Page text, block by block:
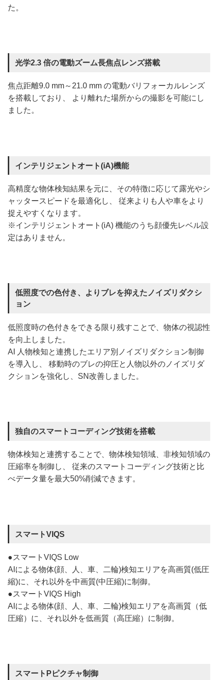
た。
光学2.3 倍の電動ズーム長焦点レンズ搭載
焦点距離9.0 mm～21.0 mm の電動バリフォーカルレンズ
を搭載しており、 より離れた場所からの撮影を可能にし
ました。
インテリジェントオート(iA)機能
高精度な物体検知結果を元に、その特徴に応じて露光やシ
ャッタースピードを最適化し、 従来よりも人や車をより
捉えやすくなります。
※インテリジェントオート(iA) 機能のうち顔優先レベル設
定はありません。
低照度での色付き、よりブレを抑えたノイズリダクシ
ョン
低照度時の色付きをできる限り残すことで、物体の視認性
を向上しました。
AI 人物検知と連携したエリア別ノイズリダクション制御
を導入し、 移動時のブレの抑圧と人物以外のノイズリダ
クションを強化し、SN改善しました。
独自のスマートコーディング技術を搭載
物体検知と連携することで、物体検知領域、非検知領域の
圧縮率を制御し、 従来のスマートコーディング技術と比
べデータ量を最大50%削減できます。
スマートVIQS
●スマートVIQS Low
AIによる物体(顔、人、車、二輪)検知エリアを高画質(低圧
縮)に、それ以外を中画質(中圧縮)に制御。
●スマートVIQS High
AIによる物体(顔、人、車、二輪)検知エリアを高画質（低
圧縮）に、それ以外を低画質（高圧縮）に制御。
スマートPピクチャ制御